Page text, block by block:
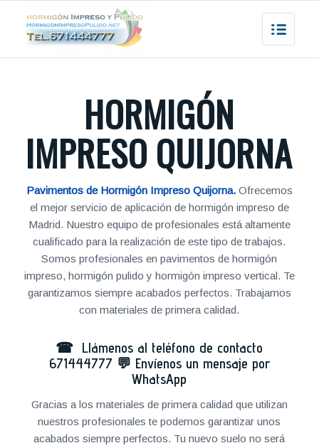
HORMIGÓN
IMPRESO QUIJORNA
Pavimentos de Hormigón Impreso Quijorna. Ofrecemos
el mejor servicio de aplicación de hormigón impreso de
Madrid. Nuestro equipo de profesionales está altamente
cualificado para la realización de este tipo de trabajos.
Somos profesionales en pavimentos de hormigón
impreso, hormigón pulido y hormigón impreso vertical. Te
garantizamos siempre acabados perfectos. Trabajamos
con materiales de primera calidad.
☎ Llámenos al teléfono de contacto
671444777 💬 Envíenos un mensaje por
WhatsApp
Gracias a los materiales de primera calidad que utilizan
nuestros profesionales te podemos garantizar unos
acabados siempre perfectos. Tu nuevo suelo no será